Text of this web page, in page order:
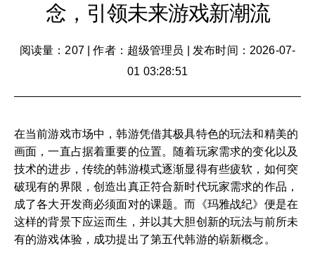
念，引领未来游戏新潮流
阅读量：207|作者：超级管理员
发布时间：2026-07-
01 03:28:51
在当前游戏市场中，韩游凭借其极具特色的玩法和精美的
画面，一直占据着重要的位置。随着玩家需求的变化以及
技术的进步，传统的韩游模式逐渐显得有些疲软，如何突
破现有的界限，创造出真正符合新时代玩家需求的作品，
成了各大开发商必须面对的课题。而《玛雅战纪》便是在
这样的背景下应运而生，并以其大胆创新的玩法与前所未
有的游戏体验，成功提出了第五代韩游的崭新概念。